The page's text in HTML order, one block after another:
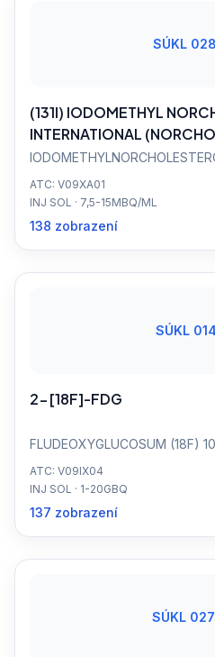
SÚKL
(131I) IODOMETHYL
INTERNATIONAL
ATC: V09XA01
INJ SOL · 7,5-15MBQ/ML
138 zobrazení
SÚKL
2-[18F]-FDG
FLUDEOXYGLUCOSUM (18F)
ATC: V09IX04
INJ SOL · 1-20GBQ
137 zobrazení
SÚKL